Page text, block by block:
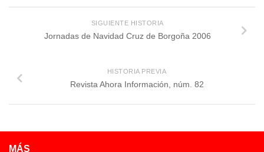
SIGUIENTE HISTORIA
Jornadas de Navidad Cruz de Borgoña 2006
HISTORIA PREVIA
Revista Ahora Información, núm. 82
MÁS